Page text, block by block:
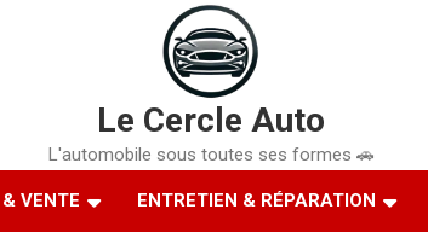
Le Cercle Auto
L'automobile sous toutes ses formes 🚗
VENTE ENTRETIEN & RÉPARATION